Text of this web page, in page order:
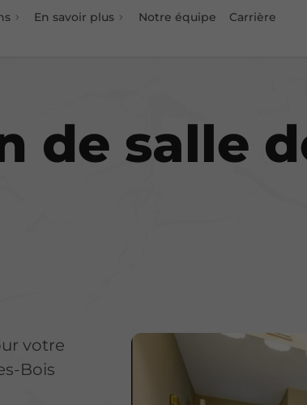
En savoir plus Notre équipe
Carrière
de salle
votre
Bois